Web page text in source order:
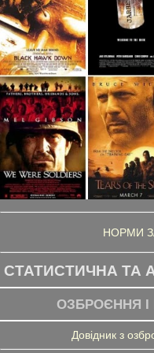
НОРМИ
СТАТИСТИЧНА ТА
ОЗБРОЄННЯ І
Довідник з